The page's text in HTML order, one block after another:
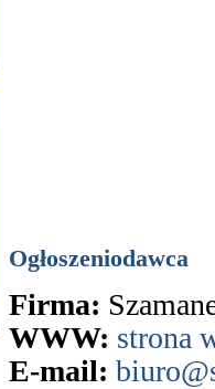
Ogłoszeniodawca
Firma:
WWW: strona
E-mail: